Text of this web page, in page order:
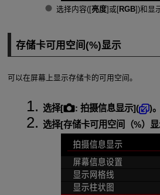
选择内容([亮度]或[RGB])和显
存储卡可用空间(%)显示
可以在屏幕上显示存储卡的可用空间。
选择[ : 拍摄信息显示](
)。
选择[存储卡可用空间（%）